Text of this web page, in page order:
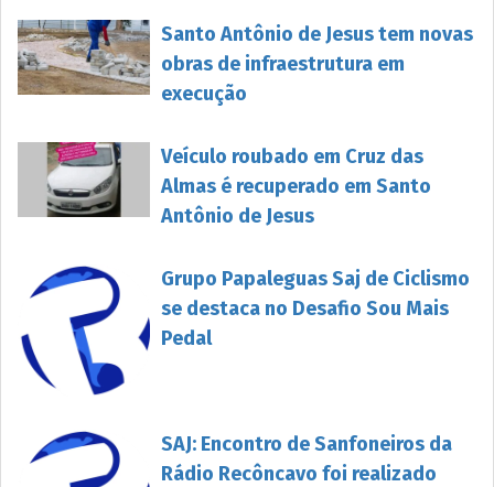
Santo Antônio de Jesus tem novas
obras de infraestrutura em
execução
Veículo roubado em Cruz das
Almas é recuperado em Santo
Antônio de Jesus
Grupo Papaleguas Saj de Ciclismo
se destaca no Desafio Sou Mais
Pedal
SAJ: Encontro de Sanfoneiros da
Rádio Recôncavo foi realizado